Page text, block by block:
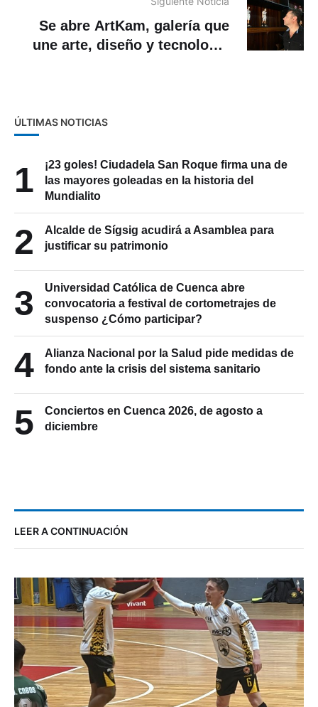
Se abre ArtKam, galería que
une arte, diseño y tecnología
ÚLTIMAS NOTICIAS
1
¡23 goles! Ciudadela San Roque firma una de
las mayores goleadas en la historia del
Mundialito
2
Alcalde de Sígsig acudirá a Asamblea para
justificar su patrimonio
3
Universidad Católica de Cuenca abre
convocatoria a festival de cortometrajes de
suspenso ¿Cómo participar?
4
Alianza Nacional por la Salud pide medidas de
fondo ante la crisis del sistema sanitario
5
Conciertos en Cuenca 2026, de agosto a
diciembre
LEER A CONTINUACIÓN